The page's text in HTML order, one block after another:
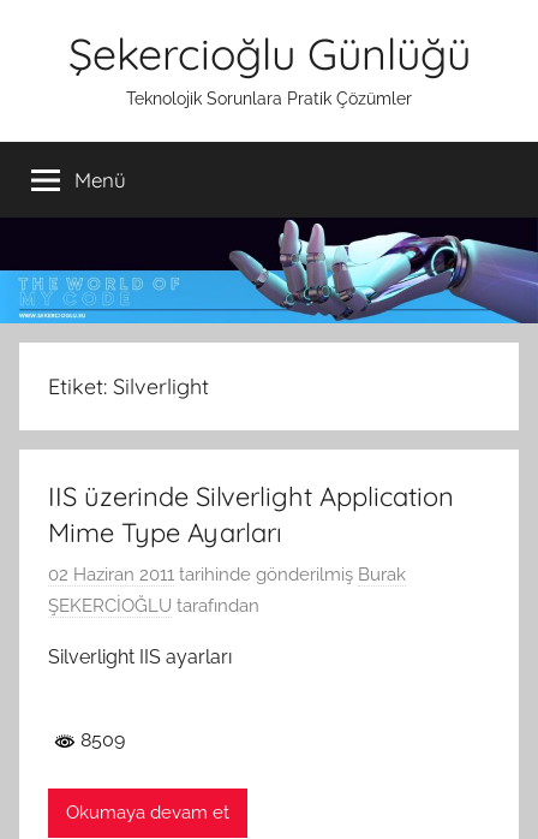
Şekercioğlu Günlüğü
Teknolojik Sorunlara Pratik Çözümler
Menü
Etiket: Silverlight
IIS üzerinde Silverlight Application
Mime Type Ayarları
02 Haziran 2011 tarihinde gönderilmiş Burak
ŞEKERCİOĞLU tarafından
Silverlight IIS ayarları
8509
Okumaya devam et